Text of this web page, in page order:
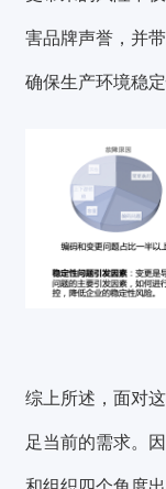
害品牌声誉，并
确保生产环境稳
综上所述，面对
足当前的需求。